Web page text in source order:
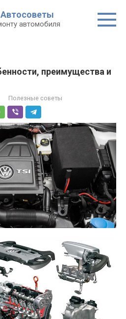
автомобиля
преимущества и
Полезные советы